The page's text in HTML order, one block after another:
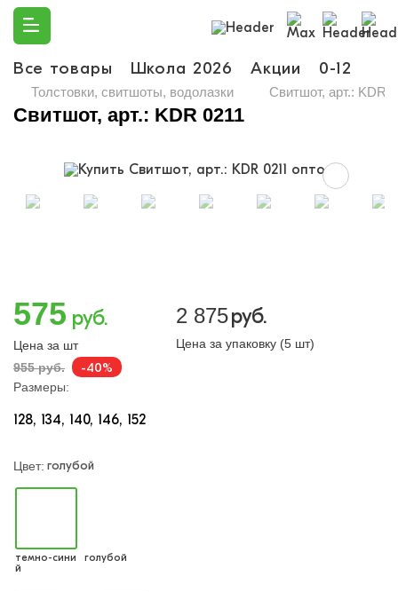
Все товары Школа 2026 Акции 0-12
Толстовки, свитшоты, водолазки Свитшот, арт.: KDR
Свитшот, арт.: KDR 0211
955 руб. -40%
575 руб.
Цена за шт
2 875руб.
Цена за упаковку (5 шт)
Размеры:
128 134 140 146 152
Цвет: голубой
темно-сини
й
голубой